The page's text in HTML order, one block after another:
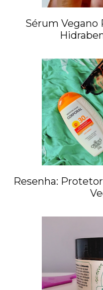
Sérum Vegano
Resenha: